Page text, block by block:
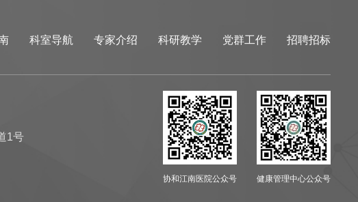
科室导航 专家介绍 科研教学 党群工作 招聘招标
协和江南医院公众号 健康管理中心公众号
1号